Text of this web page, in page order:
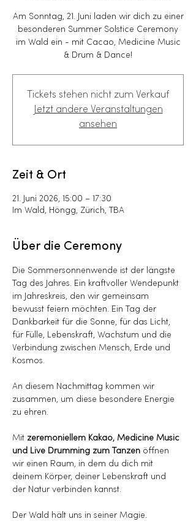
Am Sonntag, 21. Juni laden wir dich zu einer
besonderen Summer Solstice Ceremony
im Wald ein - mit Cacao, Medicine Music
& Drum & Dance!
Tickets stehen nicht zum Verkauf
Jetzt andere Veranstaltungen
ansehen
Zeit & Ort
21. Juni 2026, 15:00 – 17:30
Im Wald, Höngg, Zürich, TBA
Über die Ceremony
Die Sommersonnenwende ist der längste
Tag des Jahres. Ein kraftvoller Wendepunkt
im Jahreskreis, den wir gemeinsam
bewusst feiern möchten. Ein Tag der
Dankbarkeit für die Sonne, für das Licht,
für Fülle, Lebenskraft, Wachstum und die
Verbindung zwischen Mensch, Erde und
Kosmos.
An diesem Nachmittag kommen wir
zusammen, um diese besondere Energie
zu ehren.
Mit zeremoniellem Kakao, Medicine Music
und Live Drumming zum Tanzen öffnen
wir einen Raum, in dem du dich mit
deinem Körper, deiner Lebenskraft und
der Natur verbinden kannst.
Der Wald hält uns in seiner Magie.